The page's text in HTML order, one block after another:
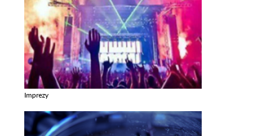
Imprezy